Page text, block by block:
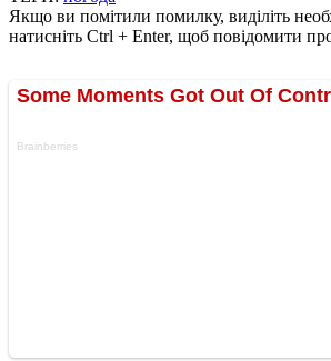
Якщо ви помітили помилку, виділіть
натисніть Ctrl + Enter, щоб повідомити